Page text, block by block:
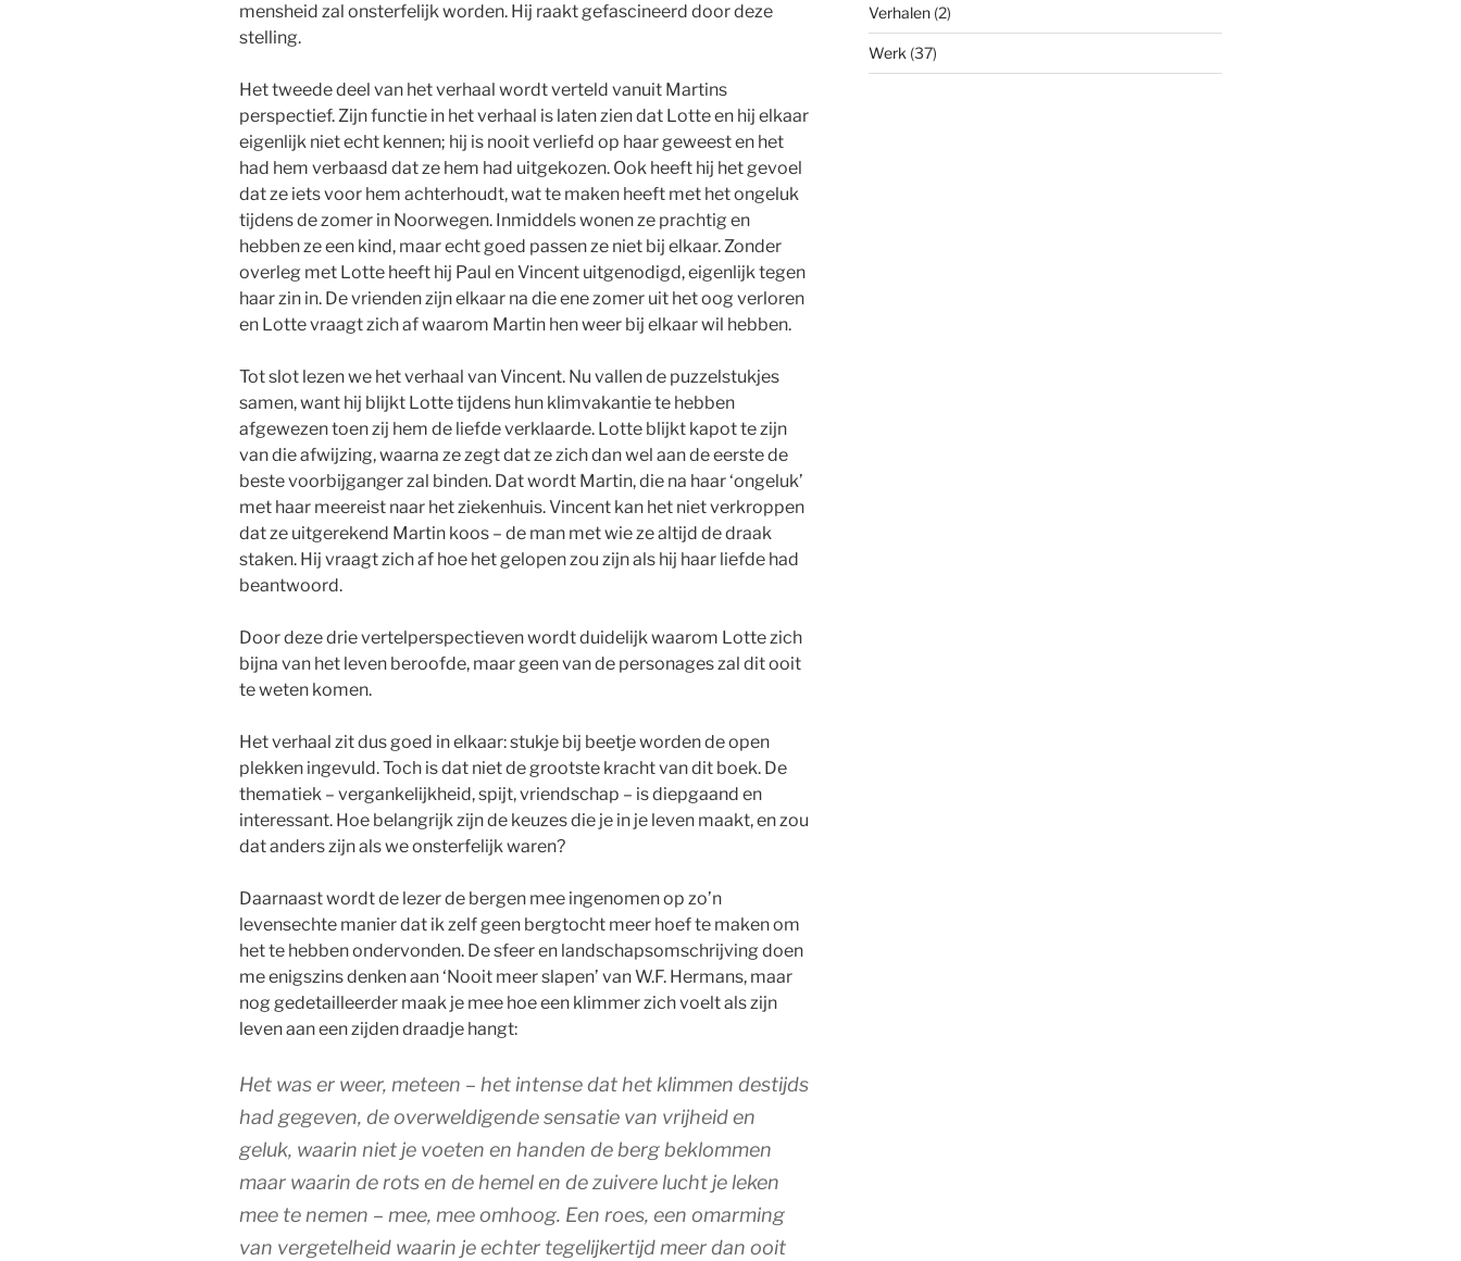
mensheid zal onsterfelijk worden. Hij raakt gefascineerd door deze
stelling.
Het tweede deel van het verhaal wordt verteld vanuit Martins
perspectief. Zijn functie in het verhaal is laten zien dat Lotte en hij elkaar
eigenlijk niet echt kennen; hij is nooit verliefd op haar geweest en het
had hem verbaasd dat ze hem had uitgekozen. Ook heeft hij het gevoel
dat ze iets voor hem achterhoudt, wat te maken heeft met het ongeluk
tijdens de zomer in Noorwegen. Inmiddels wonen ze prachtig en
hebben ze een kind, maar echt goed passen ze niet bij elkaar. Zonder
overleg met Lotte heeft hij Paul en Vincent uitgenodigd, eigenlijk tegen
haar zin in. De vrienden zijn elkaar na die ene zomer uit het oog verloren
en Lotte vraagt zich af waarom Martin hen weer bij elkaar wil hebben.
Tot slot lezen we het verhaal van Vincent. Nu vallen de puzzelstukjes
samen, want hij blijkt Lotte tijdens hun klimvakantie te hebben
afgewezen toen zij hem de liefde verklaarde. Lotte blijkt kapot te zijn
van die afwijzing, waarna ze zegt dat ze zich dan wel aan de eerste de
beste voorbijganger zal binden. Dat wordt Martin, die na haar ‘ongeluk’
met haar meereist naar het ziekenhuis. Vincent kan het niet verkroppen
dat ze uitgerekend Martin koos – de man met wie ze altijd de draak
staken. Hij vraagt zich af hoe het gelopen zou zijn als hij haar liefde had
beantwoord.
Door deze drie vertelperspectieven wordt duidelijk waarom Lotte zich
bijna van het leven beroofde, maar geen van de personages zal dit ooit
te weten komen.
Het verhaal zit dus goed in elkaar: stukje bij beetje worden de open
plekken ingevuld. Toch is dat niet de grootste kracht van dit boek. De
thematiek – vergankelijkheid, spijt, vriendschap – is diepgaand en
interessant. Hoe belangrijk zijn de keuzes die je in je leven maakt, en zou
dat anders zijn als we onsterfelijk waren?
Daarnaast wordt de lezer de bergen mee ingenomen op zo’n
levensechte manier dat ik zelf geen bergtocht meer hoef te maken om
het te hebben ondervonden. De sfeer en landschapsomschrijving doen
me enigszins denken aan ‘Nooit meer slapen’ van W.F. Hermans, maar
nog gedetailleerder maak je mee hoe een klimmer zich voelt als zijn
leven aan een zijden draadje hangt:
Het was er weer, meteen – het intense dat het klimmen destijds
had gegeven, de overweldigende sensatie van vrijheid en
geluk, waarin niet je voeten en handen de berg beklommen
maar waarin de rots en de hemel en de zuivere lucht je leken
mee te nemen – mee, mee omhoog. Een roes, een omarming
van vergetelheid waarin je echter tegelijkertijd meer dan ooit
Verhalen(2)
Werk (37)